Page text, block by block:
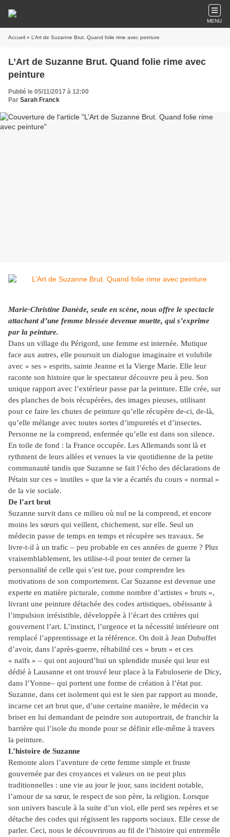
MENU
Accueil » L’Art de Suzanne Brut. Quand folie rime avec peinture
L’Art de Suzanne Brut. Quand folie rime avec
peinture
Publié le 05/11/2017 à 12:00
Par Sarah Franck
Marie-Christine Danède, seule en scène, nous offre le spectacle
attachant d’une femme blessée devenue muette, qui s’exprime
par la peinture.
Dans un village du Périgord, une femme est internée. Mutique
face aux autres, elle poursuit un dialogue imaginaire et volubile
avec « ses » esprits, sainte Jeanne et la Vierge Marie. Elle leur
raconte son histoire que le spectateur découvre peu à peu. Son
unique rapport avec l’extérieur passe par la peinture. Elle crée, sur
des planches de bois récupérées, des images pieuses, utilisant
pour ce faire les chutes de peinture qu’elle récupère de-ci, de-là,
qu’elle mélange avec toutes sortes d’impuretés et d’insectes.
Personne ne la comprend, enfermée qu’elle est dans son silence.
En toile de fond : la France occupée. Les Allemands sont là et
rythment de leurs allées et venues la vie quotidienne de la petite
communauté tandis que Suzanne se fait l’écho des déclarations de
Pétain sur ces « inutiles » que la vie a écartés du cours « normal »
de la vie sociale.
De l’art brut
Suzanne survit dans ce milieu où nul ne la comprend, et encore
moins les sœurs qui veillent, chichement, sur elle. Seul un
médecin passe de temps en temps et récupère ses travaux. Se
livre-t-il à un trafic – peu probable en ces années de guerre ? Plus
vraisemblablement, les utilise-t-il pour tenter de cerner la
personnalité de celle qui s’est tue, pour comprendre les
motivations de son comportement. Car Suzanne est devenue une
experte en matière picturale, comme nombre d’artistes « bruts »,
livrant une peinture détachée des codes artistiques, obéissante à
l’impulsion irrésistible, développée à l’écart des critères qui
gouvernent l’art. L’instinct, l’urgence et la nécessité intérieure ont
remplacé l’apprentissage et la référence. On doit à Jean Dubuffet
d’avoir, dans l’après-guerre, réhabilité ces « bruts » et ces
« naïfs » – qui ont aujourd’hui un splendide musée qui leur est
dédié à Lausanne et ont trouvé leur place à la Fabuloserie de Dicy,
dans l’Yonne– qui portent une forme de création à l’état pur.
Suzanne, dans cet isolement qui est le sien par rapport au monde,
incarne cet art brut que, d’une certaine manière, le médecin va
briser en lui demandant de peindre son autoportrait, de franchir la
barrière qui l’isole du monde pour se définir elle-même à travers
la peinture.
L’histoire de Suzanne
Remonte alors l’aventure de cette femme simple et fruste
gouvernée par des croyances et valeurs on ne peut plus
traditionnelles : une vie au jour le jour, sans incident notable,
l’amour de sa sœur, le respect de son père, la religion. Lorsque
son univers bascule à la suite d’un viol, elle perd ses repères et se
détache des codes qui régissent les rapports sociaux. Elle cesse de
parler. Ceci, nous le découvrirons au fil de l’histoire qui entremêle